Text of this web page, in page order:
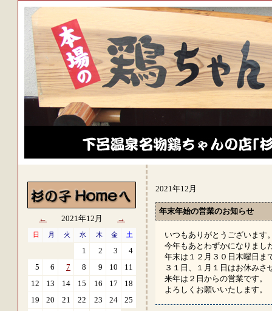
← 2021年12月 →
日 月 火 水 木 金 土
1 2 3
4
5
6 7 8 9 10
11
12
13 14 15 16 17
18
19
20 21 22 23 24
25
2021年12月
年末年始の営業のお知らせ
いつもありがとうございます
今年もあとわずかになりまし
年末は１２月３０日木曜日ま
３１日、１月１日はお休みさ
来年は２日からの営業です。
よろしくお願いいたします。